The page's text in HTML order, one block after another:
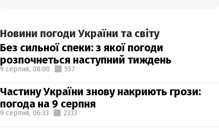
Новини погоди України та світу
Без сильної спеки: з якої погоди
розпочнеться наступний тиждень
9 серпня, 08:00 557
Частину України знову накриють грози:
погода на 9 серпня
9 серпня, 06:33 2333